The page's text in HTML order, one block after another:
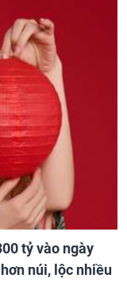
tỷ vào ngày
núi, lộc nhiều